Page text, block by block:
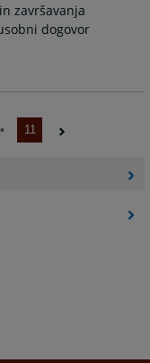
završavanja
dogovor
11